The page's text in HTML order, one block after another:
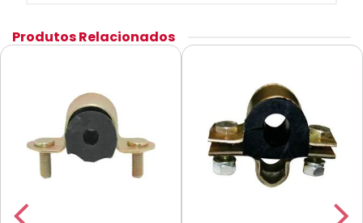
Produtos Relacionados